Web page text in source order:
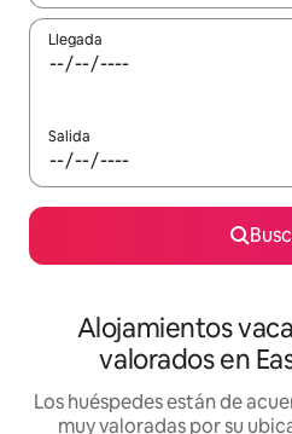
Llegada
Salida
Alojamientos
valorados en
Los huéspedes están de
muy valoradas por su